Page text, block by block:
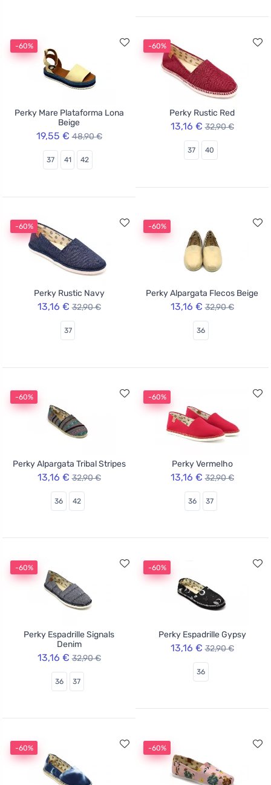
-60%
Perky Mare Plataforma Lona
Beige
19,55 € 48,90 €
37 41 42
-60%
Perky Rustic Red
13,16 € 32,90 €
37 40
-60%
Perky Rustic Navy
13,16 € 32,90 €
37
-60%
Perky Alpargata Flecos Beige
13,16 € 32,90 €
36
-60%
Perky Alpargata Tribal Stripes
13,16 € 32,90 €
36 42
-60%
Perky Vermelho
13,16 € 32,90 €
36 37
-60%
Perky Espadrille Signals
Denim
13,16 € 32,90 €
36 37
-60%
Perky Espadrille Gypsy
13,16 € 32,90 €
36
-60% -60%